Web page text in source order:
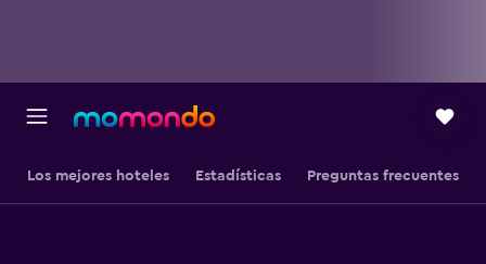
Los mejores hoteles Estadísticas Preguntas frecuentes